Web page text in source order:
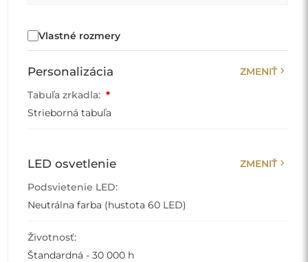
Vlastné rozmery
Personalizácia ZMENIŤchevron_right
Tabuľa zrkadla: *
Strieborná tabuľa
LED osvetlenie ZMENIŤchevron_right
Podsvietenie LED:
Neutrálna farba (hustota 60 LED)
Životnosť:
Štandardná - 30 000 h